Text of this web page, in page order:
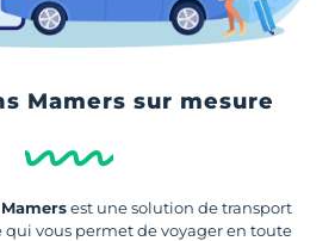
Mamers sur mesure
est une solution de transport
vous permet de voyager en toute